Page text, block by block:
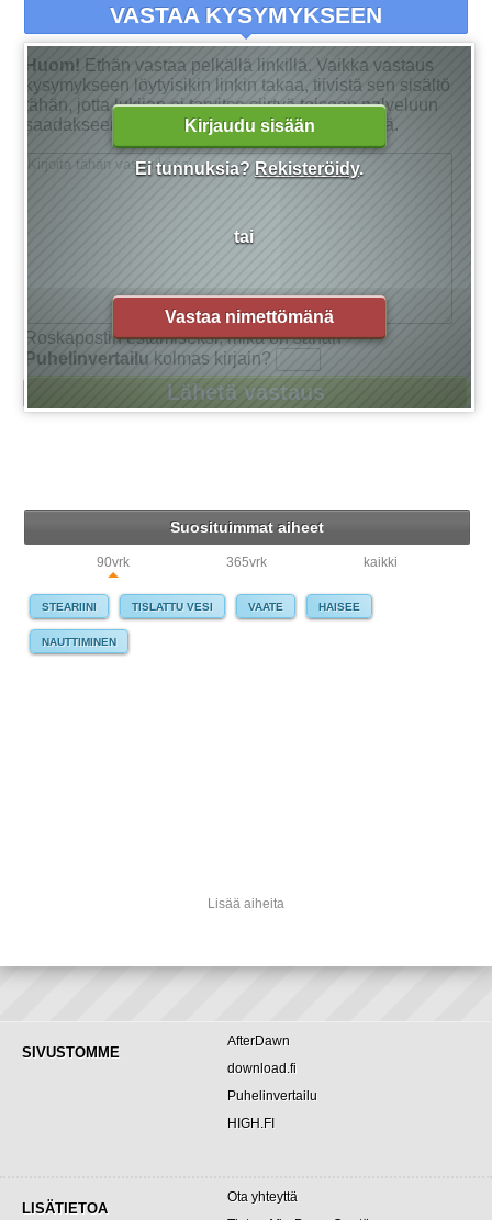
Kirjaudu sisään
Ei tunnuksia? Rekisteröidy.
tai
Vastaa nimettömänä
VASTAA KYSYMYKSEEN
Huom! Ethän vastaa pelkällä linkillä. Vaikka vastaus
kysymykseen löytyisikin linkin takaa, tiivistä sen sisältö
tähän, jotta lukijan ei tarvitse siirtyä toiseen palveluun
saadakseen tarkan vastauksen kysymykseensä.
Roskapostin estämiseksi, mikä on sanan
Puhelinvertailu kolmas kirjain?
Suosituimmat aiheet
90vrk 365vrk kaikki
STEARIINI TISLATTU VESI VAATE HAISEE
NAUTTIMINEN
Lisää aiheita
SIVUSTOMME
AfterDawn
download.fi
Puhelinvertailu
HIGH.FI
LISÄTIETOA
Ota yhteyttä